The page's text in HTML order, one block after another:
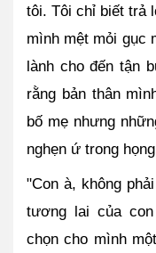
tôi. Tôi chỉ biết trả
mình mệt mỏi gục
lành cho đến tận
rằng bản thân
bố mẹ nhưng
nghẹn ứ trong
"Con à, không
tương lai của
chọn cho mình